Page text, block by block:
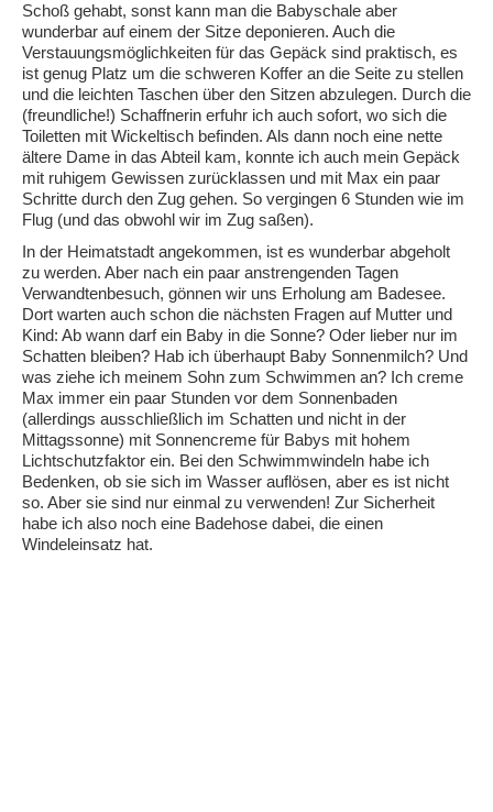
Schoß gehabt, sonst kann man die Babyschale aber
wunderbar auf einem der Sitze deponieren. Auch die
Verstauungsmöglichkeiten für das Gepäck sind praktisch, es
ist genug Platz um die schweren Koffer an die Seite zu stellen
und die leichten Taschen über den Sitzen abzulegen. Durch die
(freundliche!) Schaffnerin erfuhr ich auch sofort, wo sich die
Toiletten mit Wickeltisch befinden. Als dann noch eine nette
ältere Dame in das Abteil kam, konnte ich auch mein Gepäck
mit ruhigem Gewissen zurücklassen und mit Max ein paar
Schritte durch den Zug gehen. So vergingen 6 Stunden wie im
Flug (und das obwohl wir im Zug saßen).
In der Heimatstadt angekommen, ist es wunderbar abgeholt
zu werden. Aber nach ein paar anstrengenden Tagen
Verwandtenbesuch, gönnen wir uns Erholung am Badesee.
Dort warten auch schon die nächsten Fragen auf Mutter und
Kind: Ab wann darf ein Baby in die Sonne? Oder lieber nur im
Schatten bleiben? Hab ich überhaupt Baby Sonnenmilch? Und
was ziehe ich meinem Sohn zum Schwimmen an? Ich creme
Max immer ein paar Stunden vor dem Sonnenbaden
(allerdings ausschließlich im Schatten und nicht in der
Mittagssonne) mit Sonnencreme für Babys mit hohem
Lichtschutzfaktor ein. Bei den Schwimmwindeln habe ich
Bedenken, ob sie sich im Wasser auflösen, aber es ist nicht
so. Aber sie sind nur einmal zu verwenden! Zur Sicherheit
habe ich also noch eine Badehose dabei, die einen
Windeleinsatz hat.